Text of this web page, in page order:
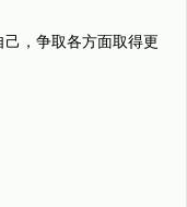
，争取各方面取得更